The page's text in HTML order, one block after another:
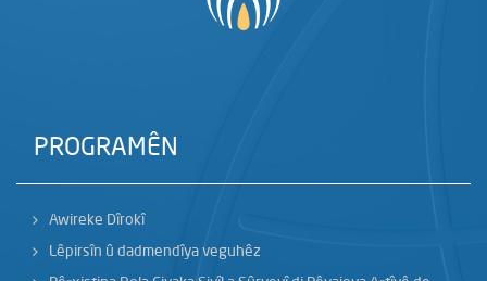
PROGRAMÊN
Awireke Dîrokî
Lêpirsîn û dadmendîya veguhêz